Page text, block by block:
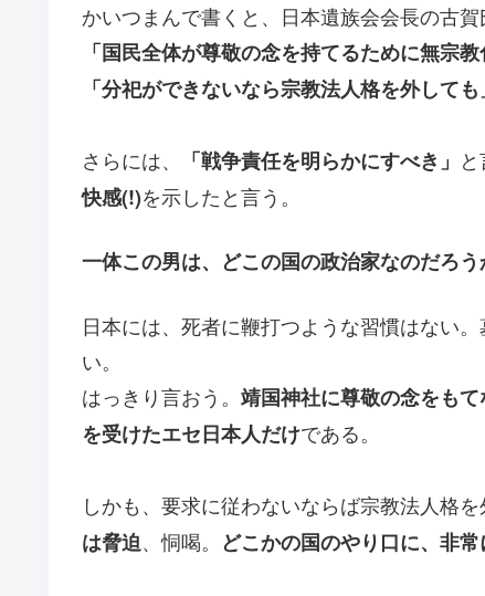
かいつまんで書くと、日本遺族会会長の古
「国民全体が尊敬の念を持てるために無宗教
「分祀ができないなら宗教法人格を外しても
さらには、 「戦争責任を明らかにすべき」 と
快感(!)を示したと言う。
一体この男は、どこの国の政治家なのだろう
日本には、死者に鞭打つような習慣はない
い。
はっきり言おう。 靖国神社に尊敬の念をも
を受けたエセ日本人だけである。
しかも、要求に従わないならば宗教法人格
は脅迫、恫喝。 どこかの国のやり口に、非